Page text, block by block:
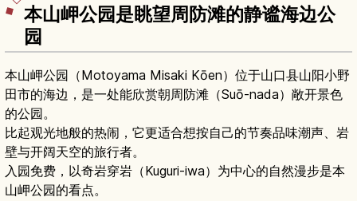
本山岬公园是眺望周防滩的静谧海边公
园
本山岬公园（Motoyama Misaki Kōen）位于山口县山阳小野
田市的海边，是一处能欣赏朝周防滩（Suō-nada）敞开景色
的公园。
比起观光地般的热闹，它更适合想按自己的节奏品味潮声、岩
壁与开阔天空的旅行者。
入园免费，以奇岩穿岩（Kuguri-iwa）为中心的自然漫步是本
山岬公园的看点。